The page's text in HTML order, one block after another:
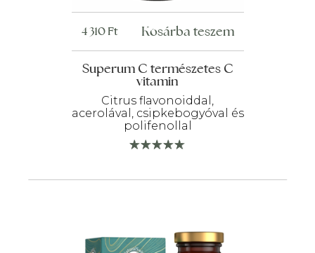
Superum C természetes C
vitamin
Citrus flavonoiddal,
acerolával, csipkebogyóval és
polifenollal
4 310Ft Kosárba teszem